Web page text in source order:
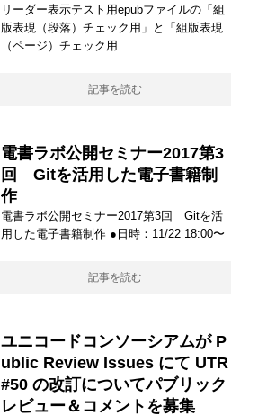
リーダー表示テスト用epubファイルの「組
版表現（段落）チェック用」と「組版表現
（ページ）チェック用
記事を読む
電書ラボ公開セミナー2017第3
回 Gitを活用した電子書籍制
作
電書ラボ公開セミナー2017第3回 Gitを活
用した電子書籍制作 ●日時：11/22 18:00〜
記事を読む
ユニコードコンソーシアムが P
ublic Review Issues にて UTR
#50 の改訂についてパブリック
レビュー＆コメントを募集